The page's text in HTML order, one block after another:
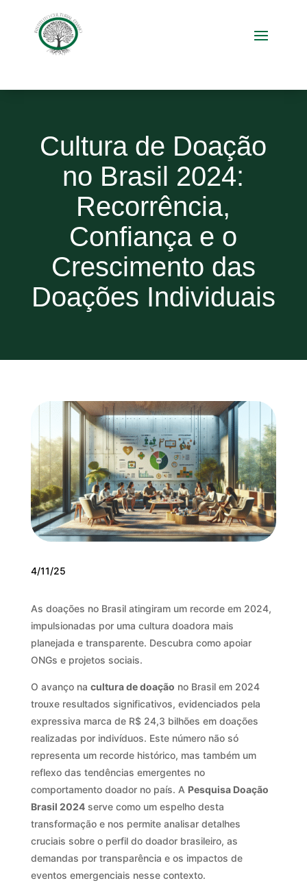
Cultura de Doação
no Brasil 2024:
Recorrência,
Confiança e o
Crescimento das
Doações Individuais
4/11/25
As doações no Brasil atingiram um recorde em 2024,
impulsionadas por uma cultura doadora mais
planejada e transparente. Descubra como apoiar
ONGs e projetos sociais.
O avanço na cultura de doação no Brasil em 2024
trouxe resultados significativos, evidenciados pela
expressiva marca de R$ 24,3 bilhões em doações
realizadas por indivíduos. Este número não só
representa um recorde histórico, mas também um
reflexo das tendências emergentes no
comportamento doador no país. A Pesquisa Doação
Brasil 2024serve como um espelho desta
transformação e nos permite analisar detalhes
cruciais sobre o perfil do doador brasileiro, as
demandas por transparência e os impactos de
eventos emergenciais nesse contexto.